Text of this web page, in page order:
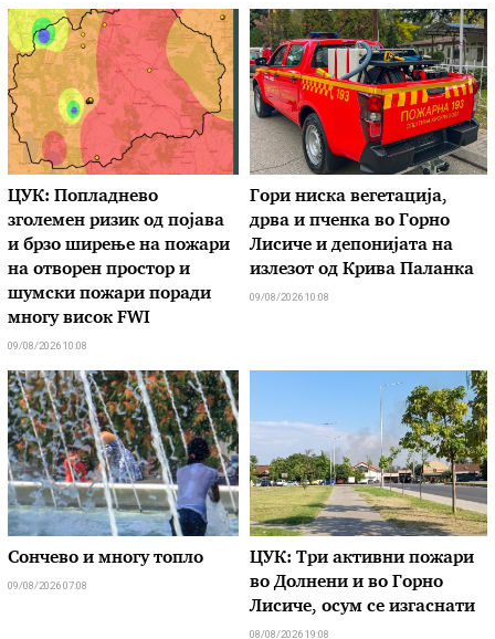
ЦУК: Попладнево
зголемен ризик од појава
и брзо ширење на пожари
на отворен простор и
шумски пожари поради
многу висок FWI
09/08/2026 10:08
Гори ниска вегетација,
дрва и пченка во Горно
Лисиче и депонијата на
излезот од Крива Паланка
09/08/2026 10:08
Сончево и многу топло
09/08/2026 07:08
ЦУК: Три активни пожари
во Долнени и во Горно
Лисиче, осум се изгаснати
08/08/2026 19:08